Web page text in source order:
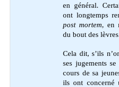
en général.
ont longtemps
post mortem, en
du bout des
Cela dit, s’ils
ses jugements
cours de sa
ils ont concerné